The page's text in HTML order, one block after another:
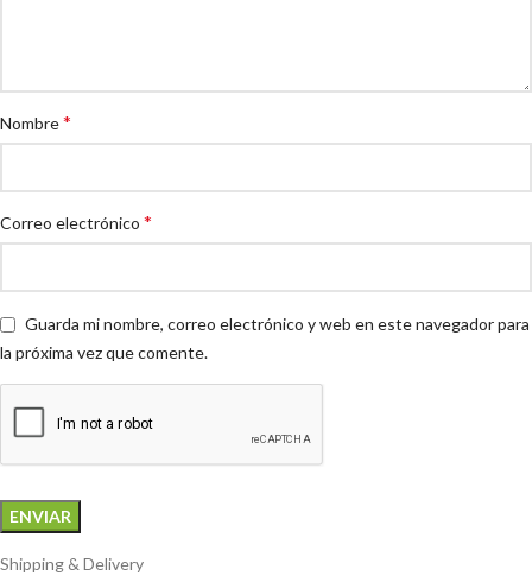
Nombre*
Correo electrónico *
Guarda mi nombre, correo electrónico y web en este navegador para
la próxima vez que comente.
Shipping & Delivery